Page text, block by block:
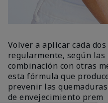
Volver a aplicar cada
regularmente, según las
combinación con otras
esta fórmula que
prevenir las
de envejecimiento prem